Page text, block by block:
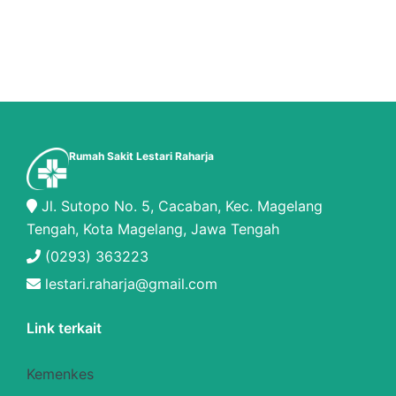
Rumah Sakit Lestari Raharja
Jl. Sutopo No. 5, Cacaban, Kec. Magelang
Tengah, Kota Magelang, Jawa Tengah
(0293) 363223
lestari.raharja@gmail.com
Link terkait
Kemenkes